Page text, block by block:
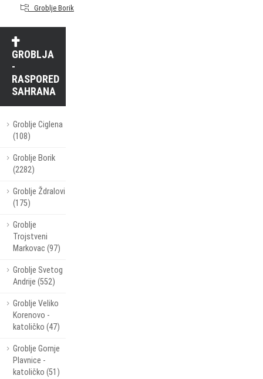
Groblje Borik
GROBLJA
-
RASPORED
SAHRANA
Groblje Ciglena
(108)
Groblje Borik
(2282)
Groblje Ždralovi
(175)
Groblje
Trojstveni
Markovac (97)
Groblje Svetog
Andrije (552)
Groblje Veliko
Korenovo -
katoličko (47)
Groblje Gornje
Plavnice -
katoličko (51)